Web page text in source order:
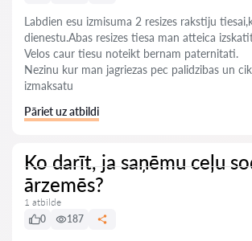
Labdien esu izmisuma 2 resizes rakstiju
dienestu.Abas resizes tiesa man atteica
Velos caur tiesu noteikt bernam paternitati.
Nezinu kur man jagriezas pec palidzibas un
izmaksatu
Pāriet uz atbildi
Ko darīt, ja saņēmu ceļu
ārzemēs?
1 atbilde
0
187